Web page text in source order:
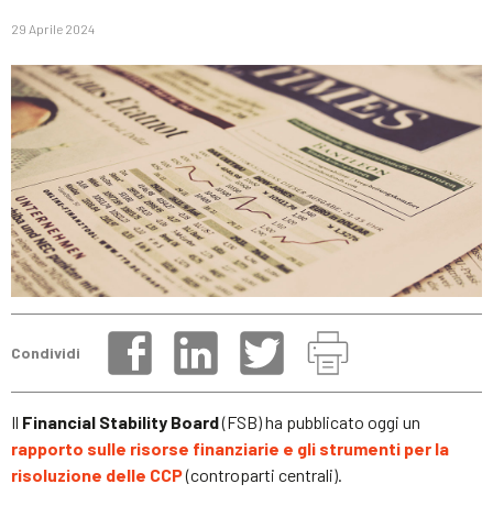
29 Aprile 2024
Condividi
Il Financial Stability Board(FSB) ha pubblicato oggi un
rapporto sulle risorse finanziarie e gli strumenti per la
risoluzione delle CCP(controparti centrali).